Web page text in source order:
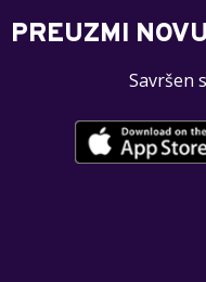
PREUZMI
Savršen